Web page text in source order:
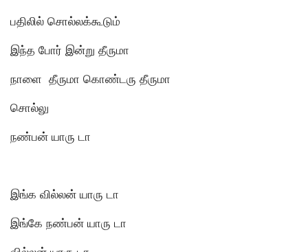
பதிலில் சொல்லக்கூடும்
இந்த போர் இன்று தீருமா
நாளை தீருமா கொண்டரு தீருமா
சொல்லு
நண்பன் யாரு டா
இங்க வில்லன் யாரு டா
இங்கே நண்பன் யாரு டா